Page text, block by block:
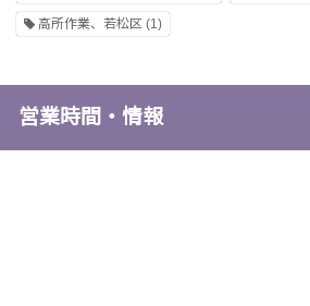
高所作業、若松区 (1)
営業時間・情報